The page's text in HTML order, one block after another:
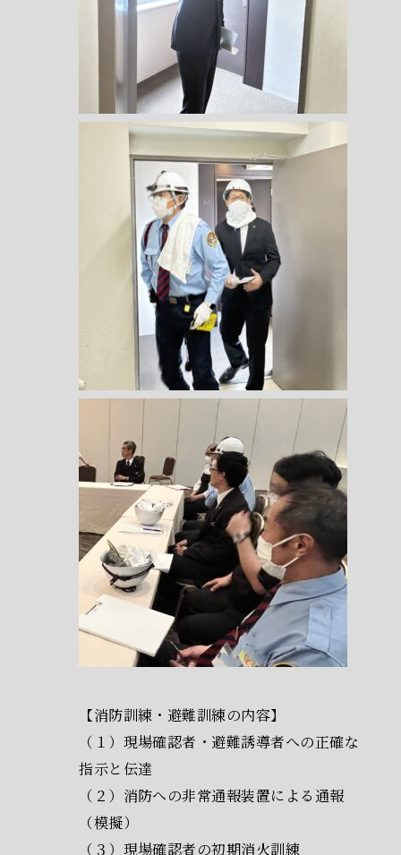
【消防訓練・避難訓練の内容】
（１）現場確認者・避難誘導者への正確な
指示と伝達
（２）消防への非常通報装置による通報
（模擬）
（３）現場確認者の初期消火訓練